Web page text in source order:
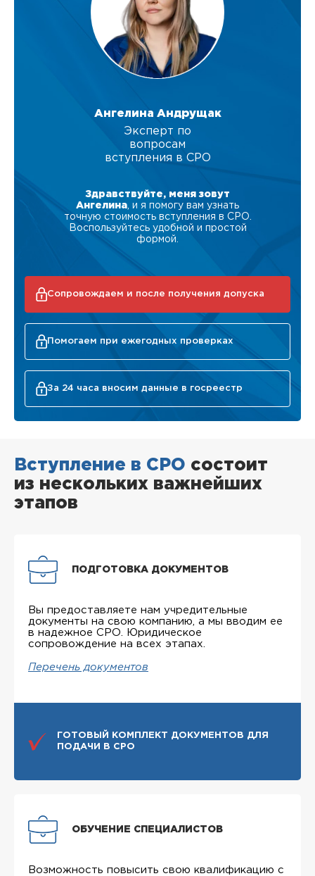
Ангелина Андрущак
Эксперт по
вопросам
вступления в СРО
Здравствуйте, меня зовут
Ангелина , и я помогу вам узнать
точную стоимость вступления в СРО.
Воспользуйтесь удобной и простой
формой.
Сопровождаем и после получения допуска
Помогаем при ежегодных проверках
За 24 часа вносим данные в госреестр
Вступление в СРО состоит
из нескольких важнейших
этапов
ПОДГОТОВКА ДОКУМЕНТОВ
Вы предоставляете нам учредительные
документы на свою компанию, а мы вводим ее
в надежное СРО. Юридическое
сопровождение на всех этапах.
Перечень документов
ГОТОВЫЙ КОМПЛЕКТ ДОКУМЕНТОВ ДЛЯ
ПОДАЧИ В СРО
ОБУЧЕНИЕ СПЕЦИАЛИСТОВ
Возможность повысить свою квалификацию с